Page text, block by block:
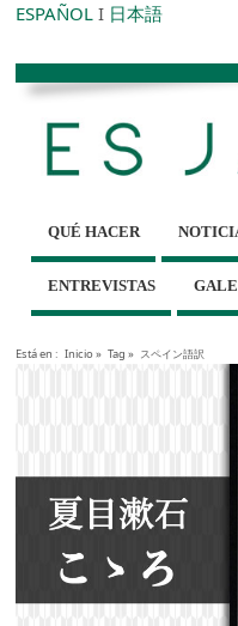
ESPAÑOL I 日本語
QUÉ HACER
ENTREVISTAS
Está en : Inicio» Tag » スペイン語訳